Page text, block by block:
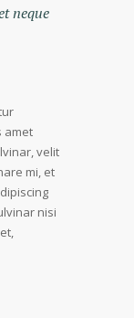
neque
amet
velit
mi, et
nisi